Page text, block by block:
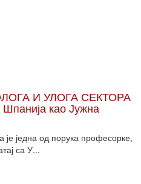
И УЛОГА СЕКТОРА
као Јужна
је једна од порука професорке,
са У...